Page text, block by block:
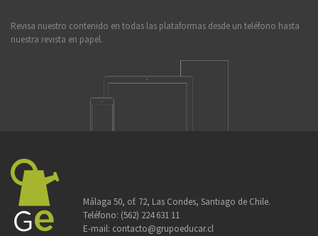
Revisa nuestro contenido en todas las plataformas desde un teléfono hasta
nuestra revista en papel.
Málaga 50, of. 72, Las Condes, Santiago de Chile.
Teléfono: (562) 224 631 11
E-mail: contacto@grupoeducar.cl